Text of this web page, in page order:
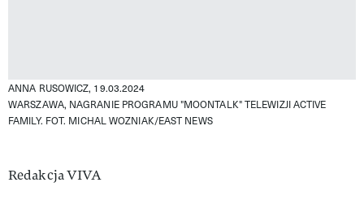
ANNA RUSOWICZ, 19.03.2024
WARSZAWA, NAGRANIE PROGRAMU "MOONTALK" TELEWIZJI ACTIVE
FAMILY. FOT. MICHAL WOZNIAK/EAST NEWS
Authors
Redakcja VIVA